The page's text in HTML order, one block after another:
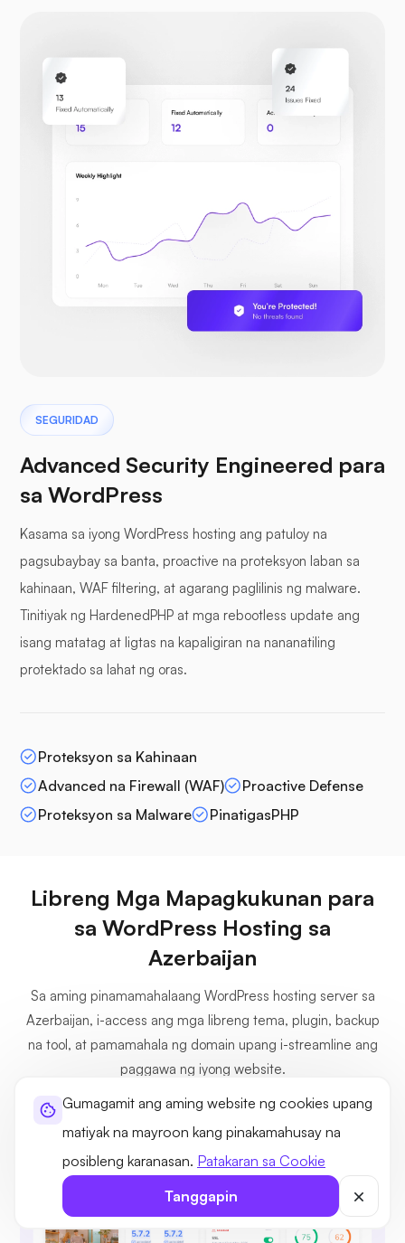
Gumagamit ang aming website ng cookies upang
matiyak na mayroon kang pinakamahusay na
posibleng karanasan. Patakaran sa Cookie
Tanggapin
SEGURIDAD
Advanced Security Engineered para
sa WordPress
Kasama sa iyong WordPress hosting ang patuloy na
pagsubaybay sa banta, proactive na proteksyon laban sa
kahinaan, WAF filtering, at agarang paglilinis ng malware.
Tinitiyak ng HardenedPHP at mga rebootless update ang
isang matatag at ligtas na kapaligiran na nananatiling
protektado sa lahat ng oras.
Proteksyon sa Kahinaan
Advanced na Firewall (WAF)
Proactive Defense
Proteksyon sa Malware
PinatigasPHP
Libreng Mga Mapagkukunan para
sa WordPress Hosting sa
Azerbaijan
Sa aming pinamamahalaang WordPress hosting server sa
Azerbaijan, i-access ang mga libreng tema, plugin, backup
na tool, at pamamahala ng domain upang i-streamline ang
paggawa ng iyong website.